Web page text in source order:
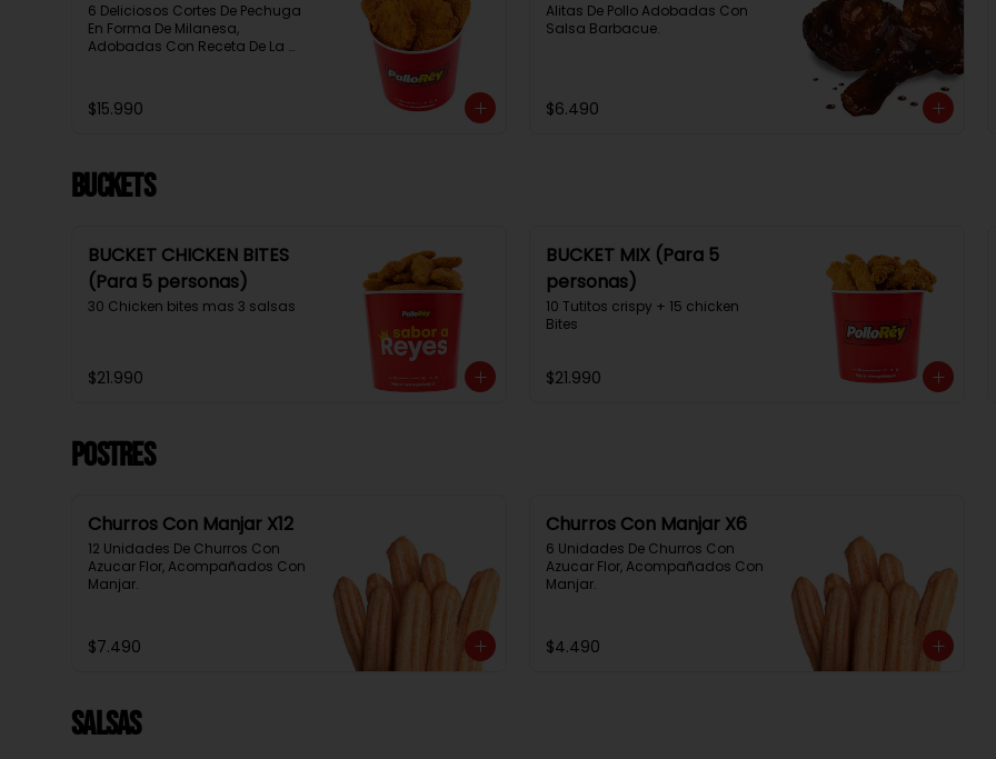
6 Deliciosos Cortes De Pechuga
En Forma De Milanesa,
Adobadas Con Receta De La
+ Salsa Rey
$15.990
Alitas De Pollo Adobadas Con
Salsa Barbacue.
$6.490
BUCKETS
BUCKET CHICKEN BITES
(Para 5 personas)
30 Chicken bites mas 3 salsas
$21.990
BUCKET MIX (Para 5
personas)
10 Tutitos crispy + 15 chicken
Bites
$21.990
Postres
Churros Con Manjar X12
12 Unidades De Churros Con
Azucar Flor, Acompañados Con
Manjar.
$7.490
Churros Con Manjar X6
6 Unidades De Churros Con
Azucar Flor, Acompañados Con
Manjar.
$4.490
Salsas